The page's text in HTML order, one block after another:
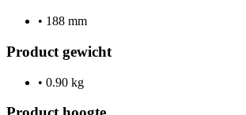
• 188 mm
Product gewicht
• 0.90 kg